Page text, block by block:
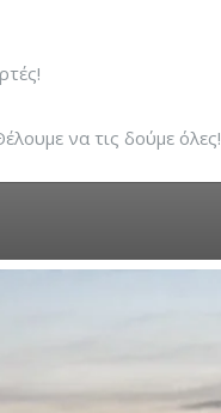
να τις δούμε όλες!